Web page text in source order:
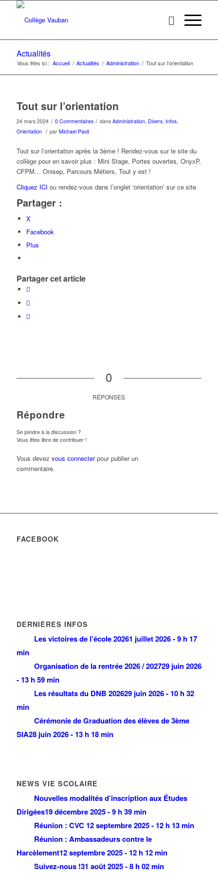
Actualités
Vous êtes ici : Accueil / Actualités / Administration / Tout sur l’orientation
Tout sur l’orientation
24 mars 2024 / 0 Commentaires / dans Administration, Divers, Infos,
Orientation / par Michael Paoli
Tout sur l’orientation après la 3ème ! Rendez-vous sur le site du
collège pour en savoir plus : Mini Stage, Portes ouvertes, OnyxP,
CFPM… Onisep, Parcours Métiers, Tout y est !
Cliquez ICI ou rendez-vous dans l’onglet ‘orientation’ sur ce site
Partager :
X
Facebook
Plus
Partager cet article
0
RÉPONSES
Répondre
Se joindre à la discussion ?
Vous êtes libre de contribuer !
Vous devez vous connecterpour publier un
commentaire.
FACEBOOK
DERNIÈRES INFOS
Les victoires de l’école 20261 juillet 2026 - 9 h 17
min
Organisation de la rentrée 2026 / 202729 juin 2026
- 13 h 59 min
Les résultats du DNB 202629 juin 2026 - 10 h 32
min
Cérémonie de Graduation des élèves de 3ème
SIA28 juin 2026 - 13 h 18 min
NEWS VIE SCOLAIRE
Nouvelles modalités d’inscription aux Études
Dirigées19 décembre 2025 - 9 h 39 min
Réunion : CVC 12 septembre 2025 - 12 h 13 min
Réunion : Ambassadeurs contre le
Harcèlement12 septembre 2025 - 12 h 12 min
Suivez-nous !31 août 2025 - 8 h 02 min